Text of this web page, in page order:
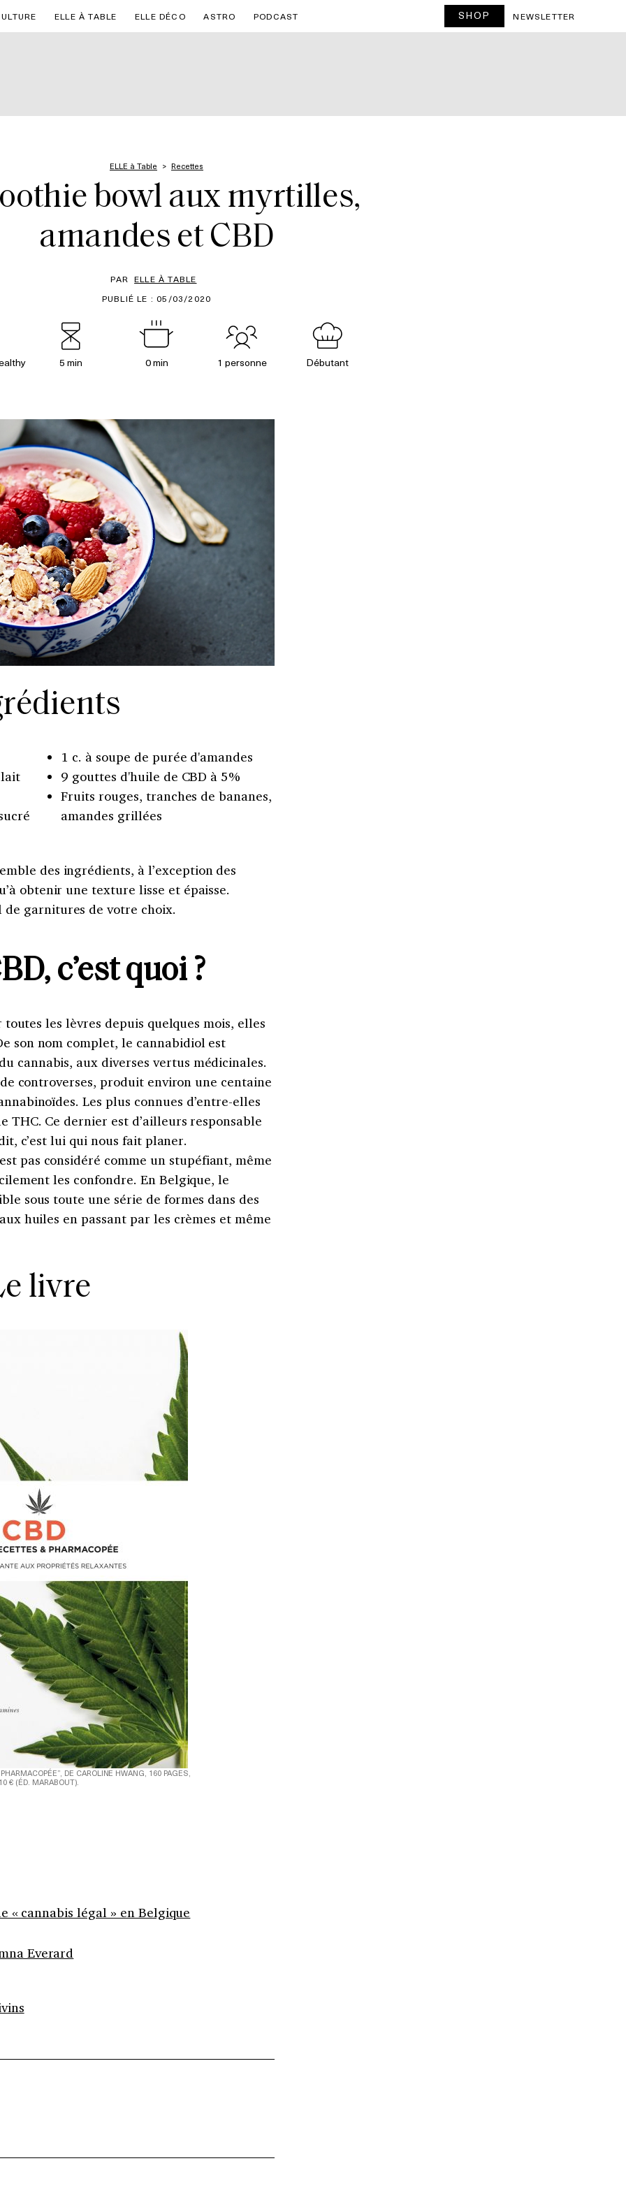
ELLE À TABLE ELLE DÉCO ASTRO PODCAST SHOP NEWSLETTER
ELLE à Table Recettes
bowl aux myrtilles,
amandes et CBD
PAR ELLE À TABLE
PUBLIÉ LE : 05/03/2020
5 min 0 min 1 personne Débutant
1 c. à soupe de purée d'amandes
9 gouttes d'huile de CBD à 5%
Fruits rouges, tranches de bananes,
amandes grillées
des ingrédients, à l’exception des
obtenir une texture lisse et épaisse.
garnitures de votre choix.
c’est quoi ?
les lèvres depuis quelques mois, elles
son nom complet, le cannabidiol est
cannabis, aux diverses vertus médicinales.
controverses, produit environ une centaine
Les plus connues d’entre-elles
THC. Ce dernier est d’ailleurs responsable
c’est lui qui nous fait planer.
pas considéré comme un stupéfiant, même
les confondre. En Belgique, le
sous toute une série de formes dans des
huiles en passant par les crèmes et même
livre
DE CAROLINE HWANG, 160 PAGES,
€ (ÉD. MARABOUT).
« cannabis légal » en Belgique
Everard